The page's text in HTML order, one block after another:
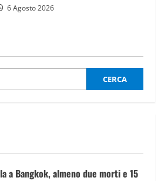
6 Agosto 2026
CERCA
a Bangkok, almeno due morti e 15